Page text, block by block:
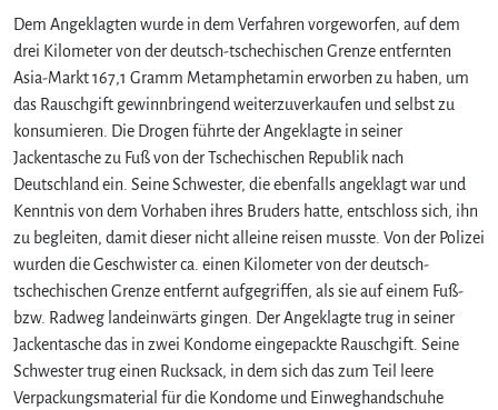
Dem Angeklagten wurde in dem Verfahren vorgeworfen, auf dem
drei Kilometer von der deutsch-tschechischen Grenze entfernten
Asia-Markt 167,1 Gramm Metamphetamin erworben zu haben, um
das Rauschgift gewinnbringend weiterzuverkaufen und selbst zu
konsumieren. Die Drogen führte der Angeklagte in seiner
Jackentasche zu Fuß von der Tschechischen Republik nach
Deutschland ein. Seine Schwester, die ebenfalls angeklagt war und
Kenntnis von dem Vorhaben ihres Bruders hatte, entschloss sich, ihn
zu begleiten, damit dieser nicht alleine reisen musste. Von der Polizei
wurden die Geschwister ca. einen Kilometer von der deutsch-
tschechischen Grenze entfernt aufgegriffen, als sie auf einem Fuß-
bzw. Radweg landeinwärts gingen. Der Angeklagte trug in seiner
Jackentasche das in zwei Kondome eingepackte Rauschgift. Seine
Schwester trug einen Rucksack, in dem sich das zum Teil leere
Verpackungsmaterial für die Kondome und Einweghandschuhe